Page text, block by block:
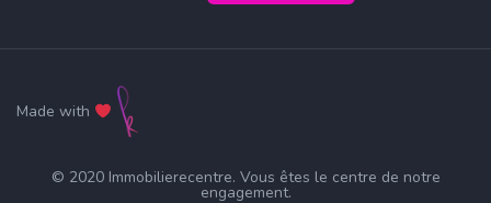
Made with
© 2020 Immobilierecentre. Vous êtes le centre de notre
engagement.